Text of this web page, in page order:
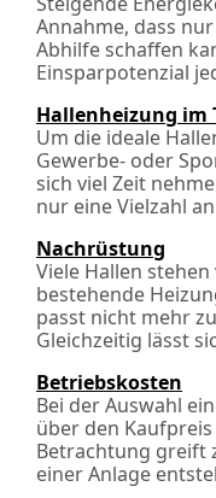
Annahme, dass
Abhilfe schaffen
Einsparpotenzial
Hallenheizung im
Um die ideale
Gewerbe- oder
sich viel Zeit
nur eine Vielzahl
Nachrüstung
Viele Hallen
bestehende
passt nicht mehr
Gleichzeitig lässt
Betriebskosten
Bei der Auswahl
über den
Betrachtung greift
einer Anlage